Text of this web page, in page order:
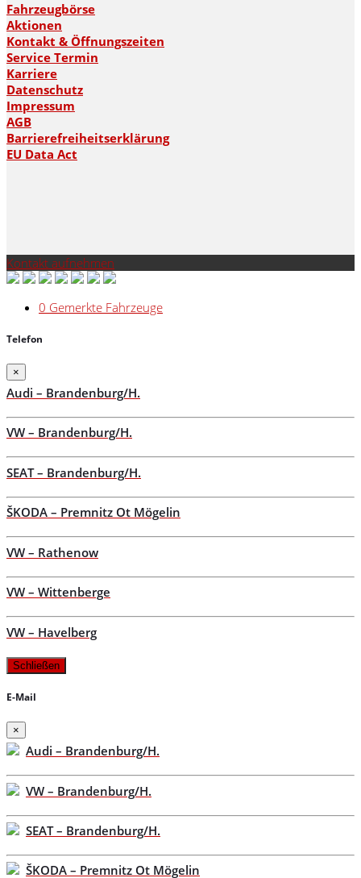
Fahrzeugbörse
Aktionen
Kontakt & Öffnungszeiten
Service Termin
Karriere
Datenschutz
Impressum
AGB
Barrierefreiheitserklärung
EU Data Act
Kontakt aufnehmen
0 Gemerkte Fahrzeuge
Telefon
×
Audi – Brandenburg/H.
VW – Brandenburg/H.
SEAT – Brandenburg/H.
ŠKODA – Premnitz Ot Mögelin
VW – Rathenow
VW – Wittenberge
VW – Havelberg
Schließen
E-Mail
×
Audi – Brandenburg/H.
VW – Brandenburg/H.
SEAT – Brandenburg/H.
ŠKODA – Premnitz Ot Mögelin